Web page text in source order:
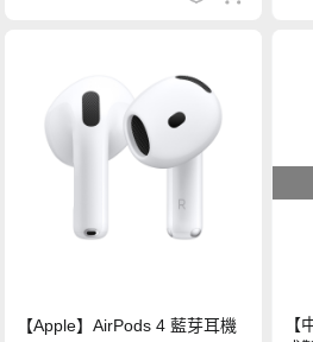
【Apple】AirPods 4 藍芽耳機